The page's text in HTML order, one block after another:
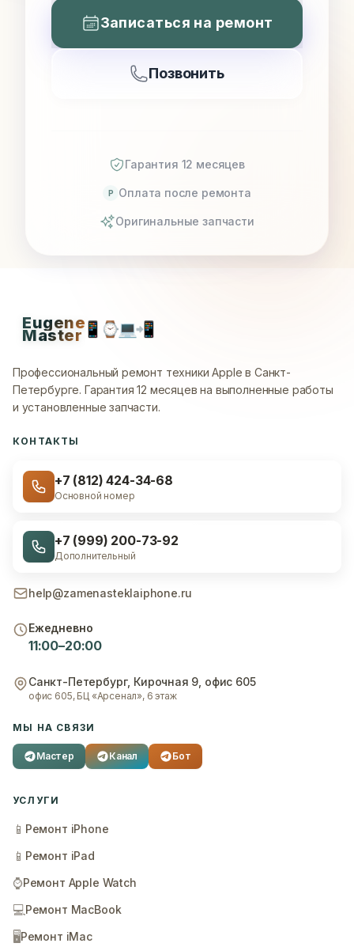
Записаться на ремонт
Позвонить
Гарантия 12 месяцев
P Оплата после ремонта
Оригинальные запчасти
Eugene
Master📱 ⌚💻📲
Профессиональный ремонт техники Apple в Санкт-
Петербурге. Гарантия 12 месяцев на выполненные работы
и установленные запчасти.
КОНТАКТЫ
+7 (812) 424-34-68
Основной номер
+7 (999) 200-73-92
Дополнительный
help@zamenasteklaiphone.ru
Ежедневно
11:00–20:00
Санкт-Петербург, Кирочная 9, офис 605
офис 605, БЦ «Арсенал», 6 этаж
МЫ НА СВЯЗИ
Мастер Канал Бот
УСЛУГИ
📱 Ремонт iPhone
📱 Ремонт iPad
⌚Ремонт Apple Watch
💻Ремонт MacBook
🖥️Ремонт iMac